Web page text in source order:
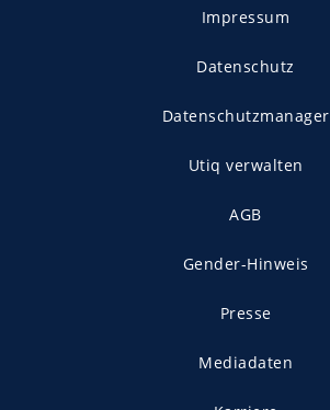
Impressum
Datenschutz
Datenschutzmanager
Utiq verwalten
AGB
Gender-Hinweis
Presse
Mediadaten